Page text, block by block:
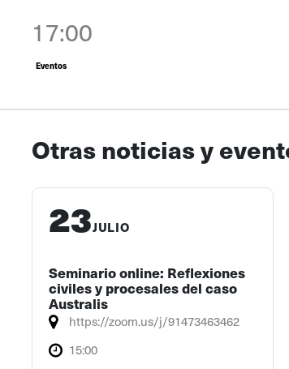
17:00
Eventos
Otras noticias y
23JULIO
Seminario online: Reflexiones
civiles y procesales del caso
Australis
https://zoom.us/j/91473463462
15:00